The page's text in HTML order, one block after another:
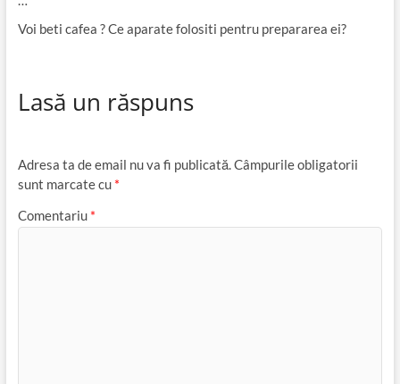
Voi beti cafea ? Ce aparate folositi pentru prepararea ei?
Lasă un răspuns
Adresa ta de email nu va fi publicată.Câmpurile obligatorii
sunt marcate cu *
Comentariu *